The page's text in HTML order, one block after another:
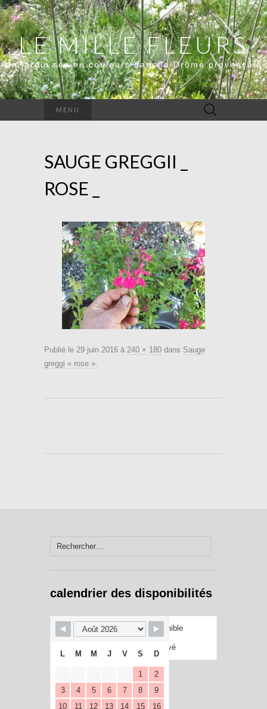
LE MILLE FLEURS
Un jardin sec en couleurs dans la Drôme provençale
MENU Rechercher :
SAUGE GREGGII _
ROSE _
Publié le 29 juin 2016 à 240 × 180 dans Sauge
greggi « rose ».
Rechercher :
calendrier des disponibilités
Disponible
Réservé
L M M J V S D
1
2
3
4 5 6 7 8
9
10
11 12 13 14 15
16